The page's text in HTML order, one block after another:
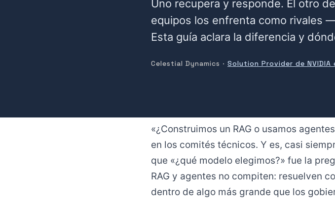
Uno recupera y responde. El otro
equipos los enfrenta como rivales
Esta guía aclara la diferencia y
Celestial Dynamics · Solution Provider de NVIDIA
«¿Construimos un RAG o usamos
en los comités técnicos. Y es, casi
que «¿qué modelo elegimos?» fue la
RAG y agentes no compiten: resuelven
dentro de algo más grande que los